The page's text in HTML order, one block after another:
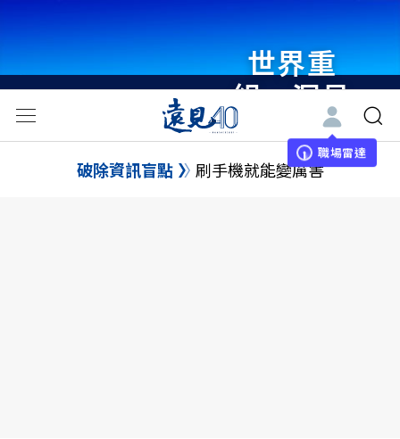
世界重
組・洞見
未來 與
世界領袖
職場雷達
破除資訊盲點 刷手機就能變厲害